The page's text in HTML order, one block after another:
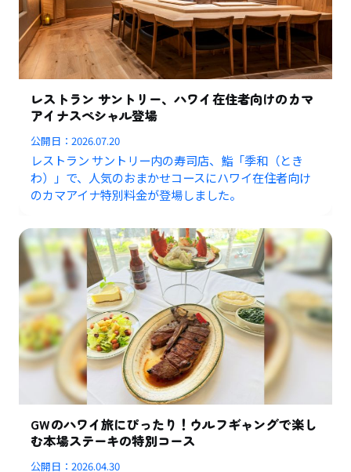
レストラン サントリー、ハワイ在住者向けのカマ
アイナスペシャル登場
公開日：2026.07.20
レストラン サントリー内の寿司店、鮨「季和（とき
わ）」で、人気のおまかせコースにハワイ在住者向け
のカマアイナ特別料金が登場しました。
GWのハワイ旅にぴったり！ウルフギャングで楽し
む本場ステーキの特別コース
公開日：2026.04.30